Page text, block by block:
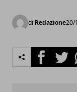
di Redazione20/
Facebook